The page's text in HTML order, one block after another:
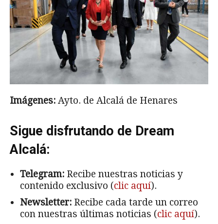
Imágenes: Ayto. de Alcalá de Henares
Sigue disfrutando de Dream
Alcalá:
Telegram: Recibe nuestras noticias y
contenido exclusivo (clic aquí).
Newsletter: Recibe cada tarde un correo
con nuestras últimas noticias (clic aquí).